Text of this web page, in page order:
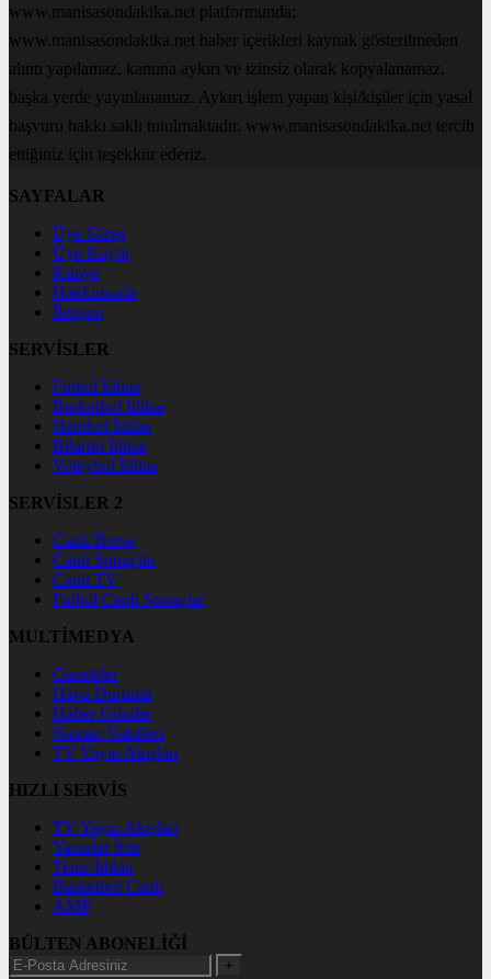
www.manisasondakika.net platformunda;
www.manisasondakika.net haber içerikleri kaynak gösterilmeden
alıntı yapılamaz, kanuna aykırı ve izinsiz olarak kopyalanamaz,
başka yerde yayınlanamaz. Aykırı işlem yapan kişi/kişiler için yasal
başvuru hakkı saklı tutulmaktadır. www.manisasondakika.net tercih
ettiğiniz için teşekkür ederiz.
SAYFALAR
Üye Girişi
Üye Kaydı
Künye
Hakkımızda
İletişim
SERVİSLER
Futbol İddaa
Basketbol İddaa
Hentbol İddaa
Bilardo İddaa
Voleybol İddaa
SERVİSLER 2
Canlı Borsa
Canlı Sonuçlar
Canlı TV
Futbol Canlı Sonuçlar
MULTİMEDYA
Gazeteler
Hava Durumu
Haber Gönder
Namaz Vakitleri
TV Yayın Akışları
HIZLI SERVİS
TV Yayın Akışları
Yazarlar Site
Tenis İddaa
Basketbol Canlı
AMP
BÜLTEN ABONELİĞİ
+